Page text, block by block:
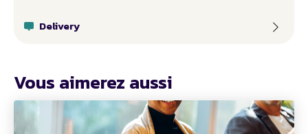
Delivery
Vous aimerez aussi